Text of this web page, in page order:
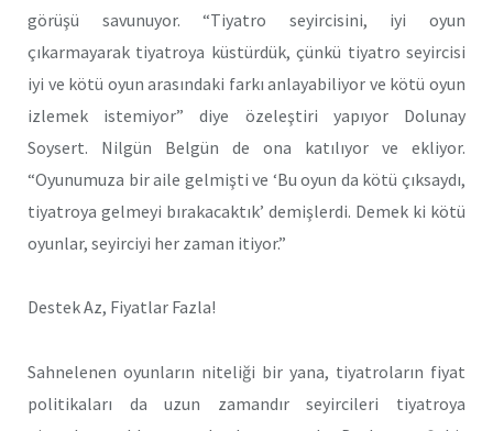
görüşü savunuyor. “Tiyatro seyircisini, iyi oyun
çıkarmayarak tiyatroya küstürdük, çünkü tiyatro seyircisi
iyi ve kötü oyun arasındaki farkı anlayabiliyor ve kötü oyun
izlemek istemiyor” diye özeleştiri yapıyor Dolunay
Soysert. Nilgün Belgün de ona katılıyor ve ekliyor.
“Oyunumuza bir aile gelmişti ve ‘Bu oyun da kötü çıksaydı,
tiyatroya gelmeyi bırakacaktık’ demişlerdi. Demek ki kötü
oyunlar, seyirciyi her zaman itiyor.”
Destek Az, Fiyatlar Fazla!
Sahnelenen oyunların niteliği bir yana, tiyatroların fiyat
politikaları da uzun zamandır seyircileri tiyatroya